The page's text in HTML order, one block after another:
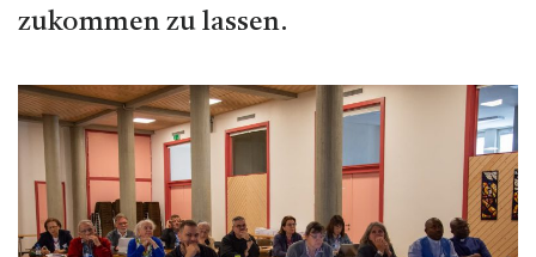
zukommen zu lassen.